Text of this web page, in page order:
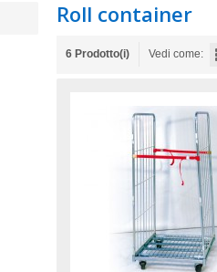
Roll container
6 Prodotto(i) Vedi come: